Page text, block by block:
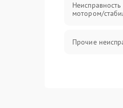
мотором/
Прочие